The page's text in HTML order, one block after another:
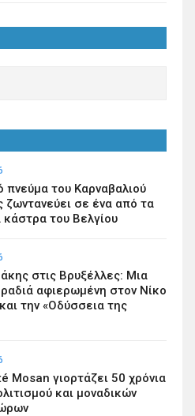
πνεύμα του Καρναβαλιού
ζωντανεύει σε ένα από τα
του Βελγίου
στις Βρυξέλλες: Μια
αφιερωμένη στον Νίκο
την «Οδύσσεια της
Mosan γιορτάζει 50 χρόνια
και μοναδικών